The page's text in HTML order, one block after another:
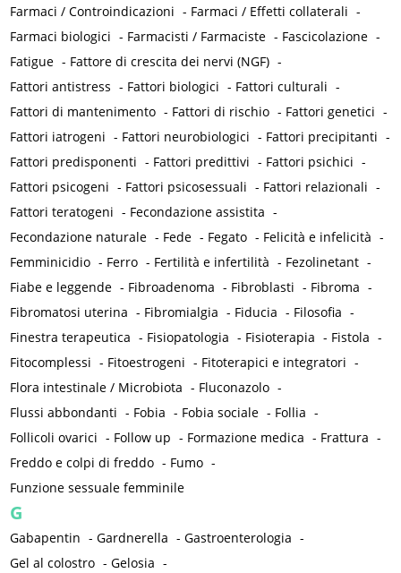
Farmaci / Controindicazioni - Farmaci / Effetti collaterali -
Farmaci biologici - Farmacisti / Farmaciste - Fascicolazione -
Fatigue - Fattore di crescita dei nervi (NGF) -
Fattori antistress - Fattori biologici - Fattori culturali -
Fattori di mantenimento - Fattori di rischio - Fattori genetici -
Fattori iatrogeni - Fattori neurobiologici - Fattori precipitanti -
Fattori predisponenti - Fattori predittivi - Fattori psichici -
Fattori psicogeni - Fattori psicosessuali - Fattori relazionali -
Fattori teratogeni - Fecondazione assistita -
Fecondazione naturale - Fede - Fegato - Felicità e infelicità -
Femminicidio - Ferro - Fertilità e infertilità - Fezolinetant -
Fiabe e leggende - Fibroadenoma - Fibroblasti - Fibroma -
Fibromatosi uterina - Fibromialgia - Fiducia - Filosofia -
Finestra terapeutica - Fisiopatologia - Fisioterapia - Fistola -
Fitocomplessi - Fitoestrogeni - Fitoterapici e integratori -
Flora intestinale / Microbiota - Fluconazolo -
Flussi abbondanti - Fobia - Fobia sociale - Follia -
Follicoli ovarici - Follow up - Formazione medica - Frattura -
Freddo e colpi di freddo - Fumo -
Funzione sessuale femminile
G
Gabapentin -Gardnerella -Gastroenterologia -
Gel al colostro -Gelosia -